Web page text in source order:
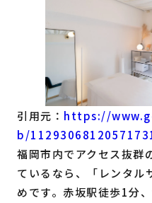
引用元： https://
b/
福岡市内でアクセス抜群
ているなら、「レンタル
めです。赤坂駅徒歩1分